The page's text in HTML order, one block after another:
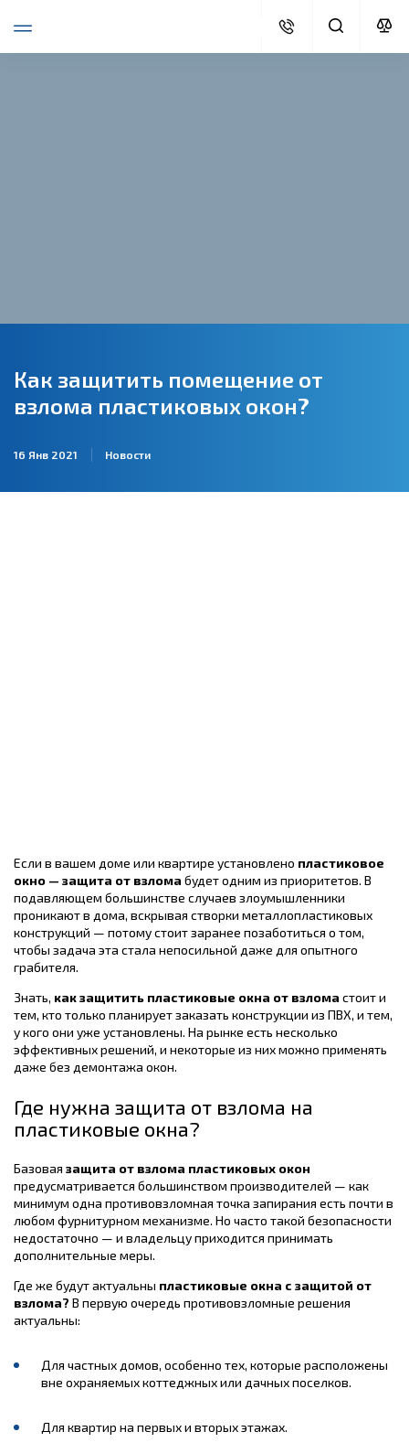
Как защитить помещение от
взлома пластиковых окон?
16 Янв 2021 Новости
Если в вашем доме или квартире установлено пластиковое
окно — защита от взлома будет одним из приоритетов. В
подавляющем большинстве случаев злоумышленники
проникают в дома, вскрывая створки металлопластиковых
конструкций — потому стоит заранее позаботиться о том,
чтобы задача эта стала непосильной даже для опытного
грабителя.
Знать, как защитить пластиковые окна от взлома стоит и
тем, кто только планирует заказать конструкции из ПВХ, и тем,
у кого они уже установлены. На рынке есть несколько
эффективных решений, и некоторые из них можно применять
даже без демонтажа окон.
Где нужна защита от взлома на
пластиковые окна?
Базовая защита от взлома пластиковых окон
предусматривается большинством производителей — как
минимум одна противовзломная точка запирания есть почти в
любом фурнитурном механизме. Но часто такой безопасности
недостаточно — и владельцу приходится принимать
дополнительные меры.
Где же будут актуальны пластиковые окна с защитой от
взлома? В первую очередь противовзломные решения
актуальны:
Для частных домов, особенно тех, которые расположены
вне охраняемых коттеджных или дачных поселков.
Для квартир на первых и вторых этажах.